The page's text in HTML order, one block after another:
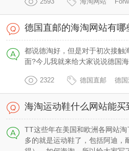
德国直邮的海淘网站有哪
都说德淘好，但是对于初次接触
面?今儿我就来给大家说说德国
2322 德国直邮 德
海淘运动鞋什么网站能买
TT这些年在美国和欧洲各网站
多的就是运动鞋了，包括阿迪，